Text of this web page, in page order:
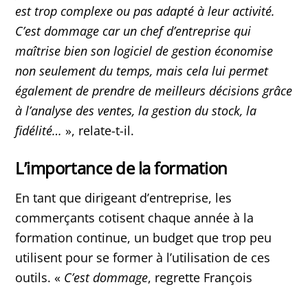
est trop complexe ou pas adapté à leur activité.
C’est dommage car un chef d’entreprise qui
maîtrise bien son logiciel de gestion économise
non seulement du temps, mais cela lui permet
également de prendre de meilleurs décisions grâce
à l’analyse des ventes, la gestion du stock, la
fidélité… », relate-t-il.
L’importance de la formation
En tant que dirigeant d’entreprise, les
commerçants cotisent chaque année à la
formation continue, un budget que trop peu
utilisent pour se former à l’utilisation de ces
outils. « C’est dommage, regrette François